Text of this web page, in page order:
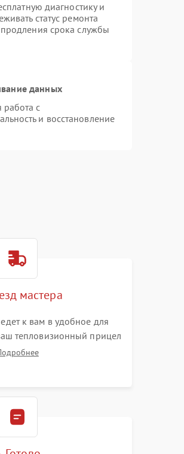
диагностику и
статус ремонта
срока службы
данных
с
и восстановление
мастера
к вам в удобное для
тепловизионный прицел
диагностики.